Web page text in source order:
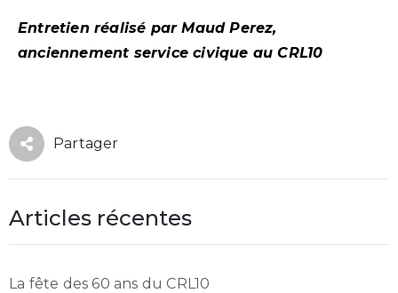
Entretien réalisé par Maud Perez,
anciennement service civique au CRL10
Partager
Articles récentes
La fête des 60 ans du CRL10